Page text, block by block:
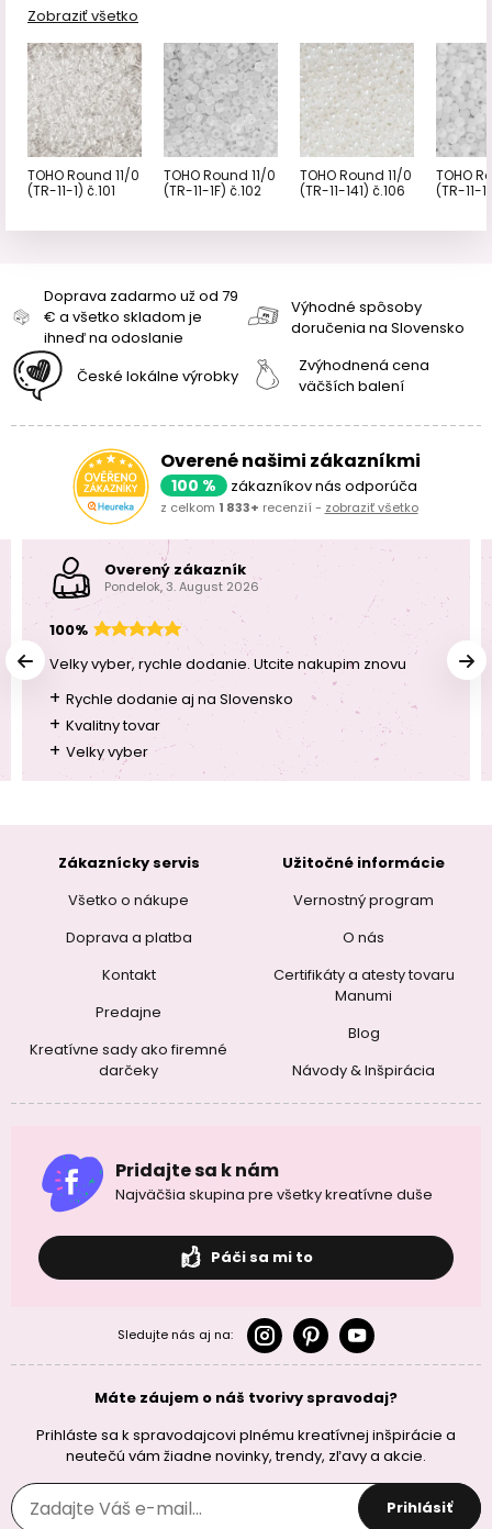
Zobraziť všetko
TOHO Round 11/0
(TR-11-1) č.101
TOHO Round 11/0
(TR-11-1F) č.102
TOHO Round 11/0
(TR-11-141) č.106
TOHO
(TR-11-
Doprava zadarmo už od 79
€ a všetko skladom je
ihneď na odoslanie
Výhodné spôsoby
doručenia na Slovensko
České lokálne výrobky
Zvýhodnená cena
väčších balení
Overené našimi zákazníkmi
100 % zákazníkov nás odporúča
z celkom 1 833+ recenzií - zobraziť všetko
Overený zákazník
Pondelok, 3. August 2026
100%
Velky vyber, rychle dodanie. Utcite nakupim znovu
+ Rychle dodanie aj na Slovensko
+ Kvalitny tovar
+ Velky vyber
Zákaznícky servis
Všetko o nákupe
Doprava a platba
Kontakt
Predajne
Kreatívne sady ako firemné
darčeky
Užitočné informácie
Vernostný program
O nás
Certifikáty a atesty tovaru
Manumi
Blog
Návody & Inšpirácia
Pridajte sa k nám
Najväčšia skupina pre všetky kreatívne duše
Páči sa mi to
Sledujte nás aj na:
Máte záujem o náš tvorivy spravodaj?
Prihláste sa k spravodajcovi plnému kreatívnej inšpirácie a
neutečú vám žiadne novinky, trendy, zľavy a akcie.
Prihlásiť